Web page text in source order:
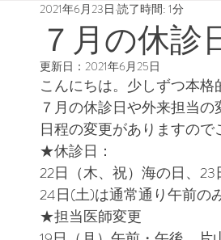
７月の休診
2021年6月23日 読了時間: 1分
更新日： 2021年6月25日
こんにちは。少しずつ本格
７月の休診日や外来担当
日程の変更がありますので
★休診日：
22日（木、祝）海の日、
24日(土)は通常通り午前の
★担当医師変更